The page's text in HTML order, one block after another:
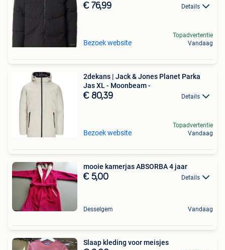
€ 76,99 Details
Bezoek website
Topadvertentie
Vandaag
2dekans | Jack & Jones Planet Parka
Jas XL - Moonbeam -
€ 80,39 Details
Bezoek website
Topadvertentie
Vandaag
mooie kamerjas ABSORBA 4 jaar
€ 5,00 Details
Desselgem Vandaag
Slaap kleding voor meisjes